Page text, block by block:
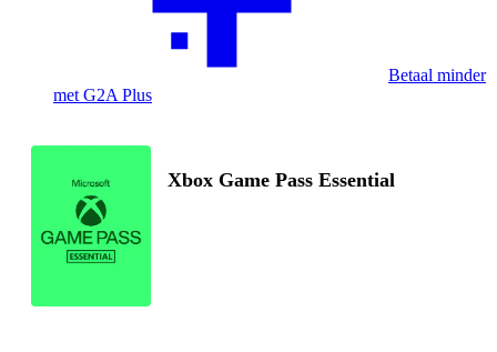
Betaal minder
met G2A Plus
Xbox Game Pass Essential